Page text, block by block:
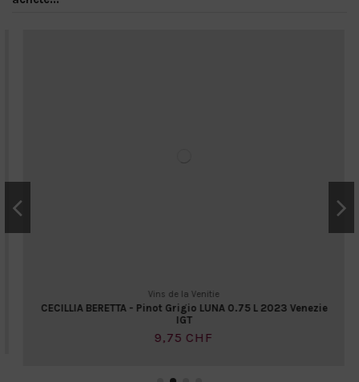
Vins de la Venitie
CECILLIA BERETTA - Pinot Grigio LUNA 0.75 L 2023 Venezie
IGT
9,75 CHF